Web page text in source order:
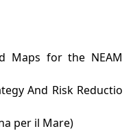
Maps for the NEAM
And Risk Reductio
per il Mare)